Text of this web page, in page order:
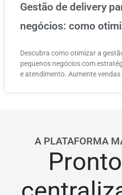
Gestão de delivery
negócios: como
Descubra como otimizar a
pequenos negócios com
e atendimento. Aumente vendas
A PLATAFORMA